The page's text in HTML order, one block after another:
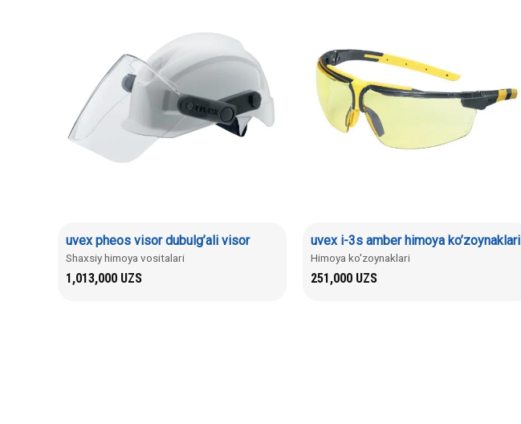
uvex pheos visor dubulg’ali visor
Shaxsiy himoya vositalari
1,013,000 UZS
uvex i-3s amber himoya ko’zoynaklari
Himoya ko'zoynaklari
251,000 UZS